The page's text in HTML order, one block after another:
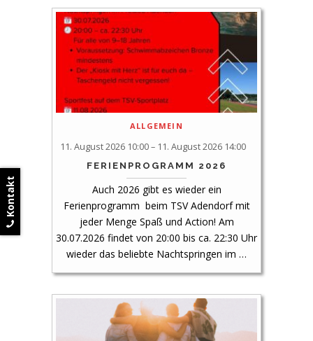
ALLGEMEIN
11. August 2026 10:00 – 11. August 2026 14:00
FERIENPROGRAMM 2026
Auch 2026 gibt es wieder ein
Ferienprogramm beim TSV Adendorf mit
jeder Menge Spaß und Action! Am
30.07.2026 findet von 20:00 bis ca. 22:30 Uhr
wieder das beliebte Nachtspringen im …
Kontakt